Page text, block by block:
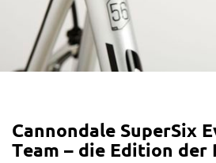
Cannondale SuperSix
Team – die Edition der